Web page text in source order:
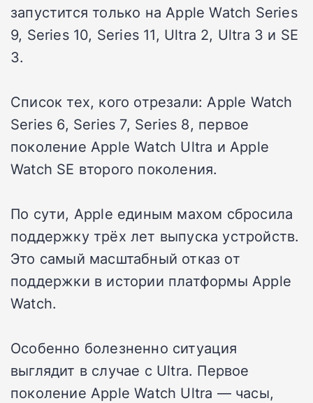
запустится только на Apple Watch Series
9, Series 10, Series 11, Ultra 2, Ultra 3 и SE
3.
Список тех, кого отрезали: Apple Watch
Series 6, Series 7, Series 8, первое
поколение Apple Watch Ultra и Apple
Watch SE второго поколения.
По сути, Apple единым махом сбросила
поддержку трёх лет выпуска устройств.
Это самый масштабный отказ от
поддержки в истории платформы Apple
Watch.
Особенно болезненно ситуация
выглядит в случае с Ultra. Первое
поколение Apple Watch Ultra — часы,